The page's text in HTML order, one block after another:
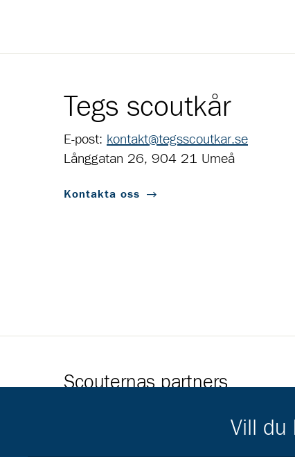
Tegs scoutkår
E-post: kontakt@tegsscoutkar.se
Långgatan 26, 904 21 Umeå
Kontakta oss
Scouternas partners
Vill du